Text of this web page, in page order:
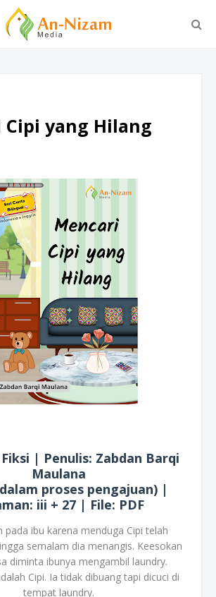
Cipi yang Hilang
| Penulis: Zabdan Barqi
Maulana
proses pengajuan) |
iii + 27 | File: PDF
pada ibu karena menduga Cipi telah
semalam dia menangis. Keesokan
diminta ibunya mengambil laundry.
Cipi. Ia tidak dibuang tapi dicuci di
tempat laundry.